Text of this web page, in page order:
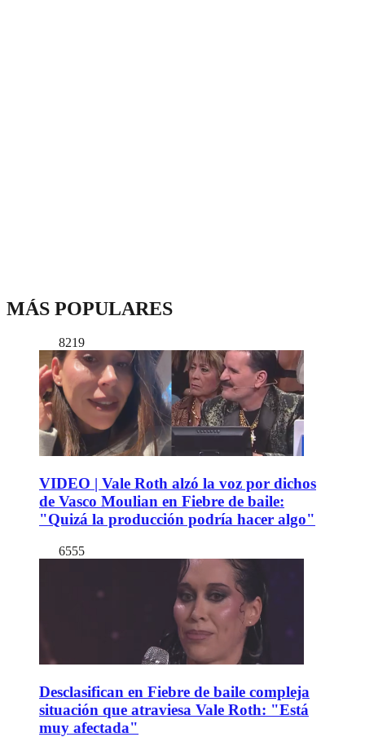
MÁS POPULARES
8219
VIDEO | Vale Roth alzó la voz por dichos
de Vasco Moulian en Fiebre de baile:
"Quizá la producción podría hacer algo"
6555
Desclasifican en Fiebre de baile compleja
situación que atraviesa Vale Roth: "Está
muy afectada"